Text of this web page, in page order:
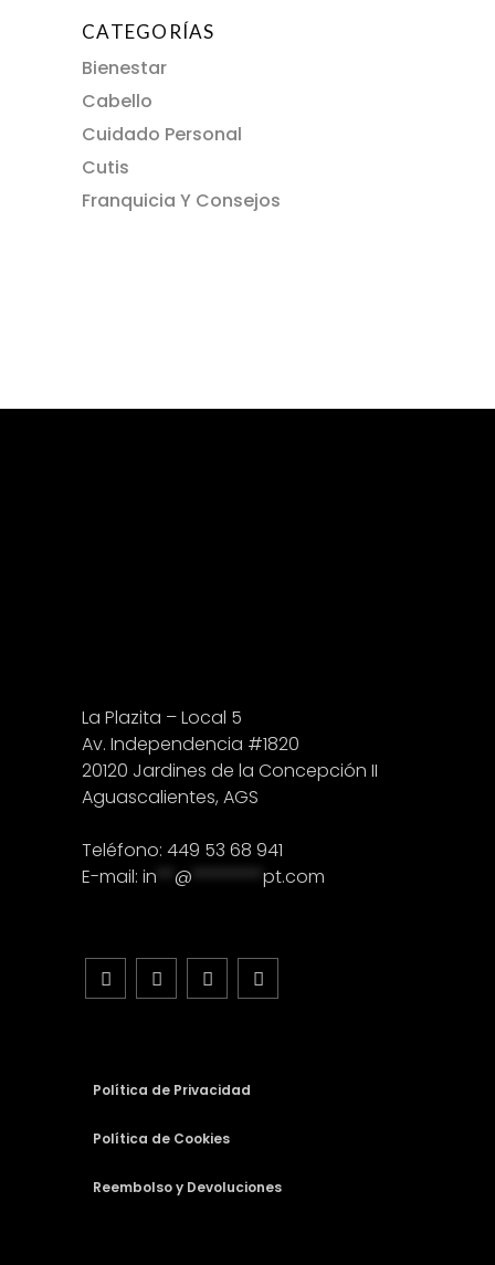
CATEGORÍAS
Bienestar
Cabello
Cuidado Personal
Cutis
Franquicia Y Consejos
La Plazita – Local 5
Av. Independencia #1820
20120 Jardines de la Concepción II
Aguascalientes, AGS
Teléfono: 449 53 68 941
E-mail: in @ pt.com
Política de Privacidad
Política de Cookies
Reembolso y Devoluciones